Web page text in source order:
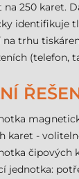
250 karet.
identifikuje
trhu
(telefon,
karet -
čipových
jednotka: